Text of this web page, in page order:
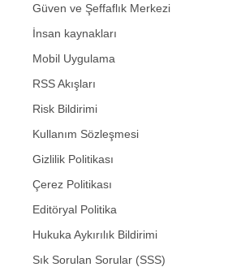
Güven ve Şeffaflık Merkezi
İnsan kaynakları
Mobil Uygulama
RSS Akışları
Risk Bildirimi
Kullanım Sözleşmesi
Gizlilik Politikası
Çerez Politikası
Editöryal Politika
Hukuka Aykırılık Bildirimi
Sık Sorulan Sorular (SSS)